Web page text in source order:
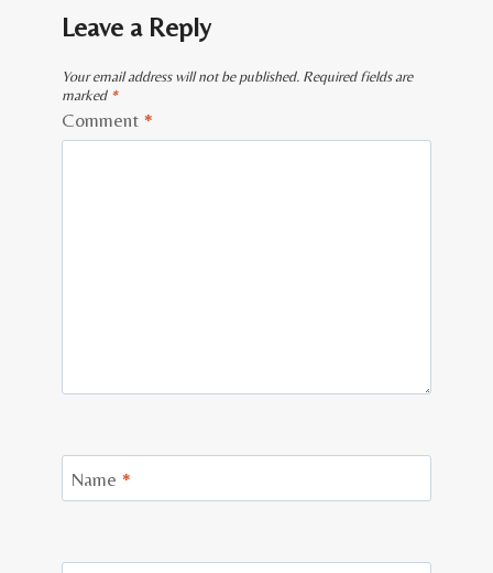
Leave a Reply
Your email address will not be published. Required fields are
marked *
Comment *
Name *